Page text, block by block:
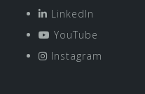
LinkedIn
YouTube
Instagram